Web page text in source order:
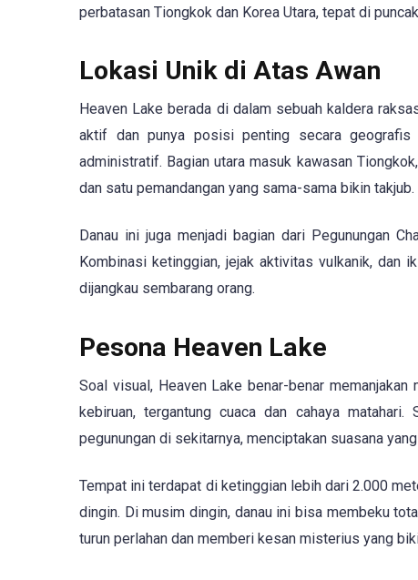
perbatasan Tiongkok dan Korea Utara, tepat di
Lokasi Unik di Atas Awan
Heaven Lake berada di dalam sebuah kaldera
aktif dan punya posisi penting secara geografis
administratif. Bagian utara masuk kawasan
dan satu pemandangan yang sama-sama bikin takjub.
Danau ini juga menjadi bagian dari Pegunungan
Kombinasi ketinggian, jejak aktivitas vulkanik, dan
dijangkau sembarang orang.
Pesona Heaven Lake
Soal visual, Heaven Lake benar-benar
kebiruan, tergantung cuaca dan cahaya
pegunungan di sekitarnya, menciptakan suasana
Tempat ini terdapat di ketinggian lebih dari 2.000
dingin. Di musim dingin, danau ini bisa membeku
turun perlahan dan memberi kesan misterius yang